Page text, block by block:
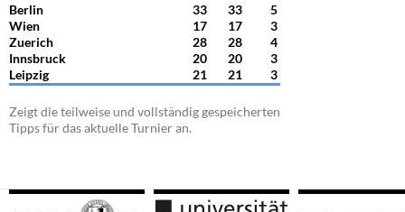
Berlin
33 33
5
Wien
17 17
3
Zuerich
28 28
4
Innsbruck
20 20
3
Leipzig
21 21 3
Zeigt die teilweise und vollständig gespeicherten
Tipps für das aktuelle Turnier an.